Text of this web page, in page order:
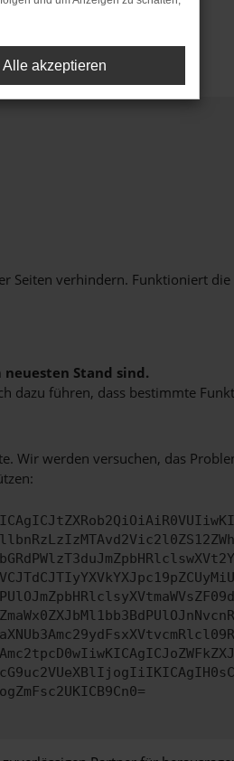
Seiten verhindern. Funktioniert die
Stand sind.
dazu führen, dass bestimmte
Wir werden versuchen, das
Alle akzeptieren